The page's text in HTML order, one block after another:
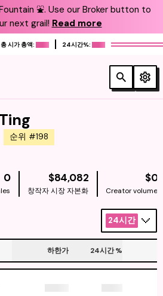
⛲️. Use our Broker button to
next grail! Read more
총 시가 총액: 24시간%:
순위 #198
0 $84,082NATIVE
창작자 시장 자본화
$0
Creator volume
24시간
하한가 24시간%